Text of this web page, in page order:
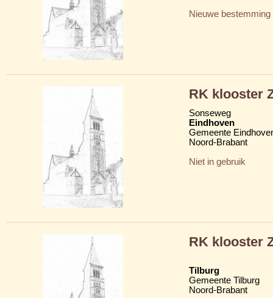
Nieuwe bestemming
RK klooster
Sonseweg
Eindhoven
Gemeente
Noord-Brabant
Niet in gebruik
RK klooster
Tilburg
Gemeente Tilburg
Noord-Brabant